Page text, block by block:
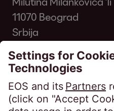
11070 Beograd
Srbija
kontakt@eos-
SpeakUP Kanal za